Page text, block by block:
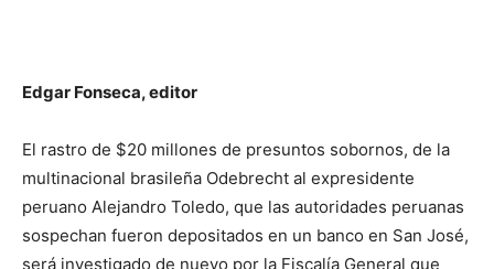
Edgar Fonseca, editor
El rastro de $20 millones de presuntos sobornos, de la
multinacional brasileña Odebrecht al expresidente
peruano Alejandro Toledo, que las autoridades peruanas
sospechan fueron depositados en un banco en San José,
será investigado de nuevo por la Fiscalía General que